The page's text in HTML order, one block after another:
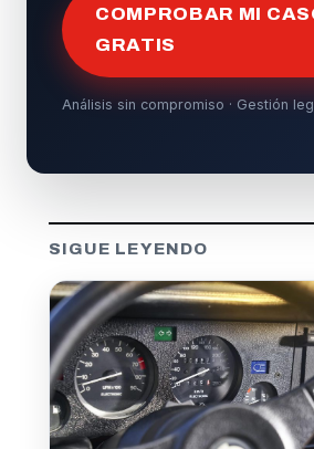
COMPROBAR MI
GRATIS
Análisis sin compromiso · Gestión
SIGUE LEYENDO